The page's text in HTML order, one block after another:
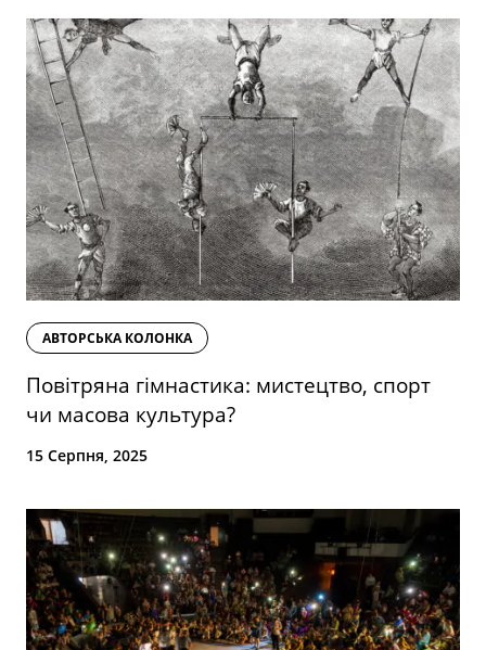
АВТОРСЬКА КОЛОНКА
Повітряна гімнастика: мистецтво, спорт
чи масова культура?
15 Серпня, 2025